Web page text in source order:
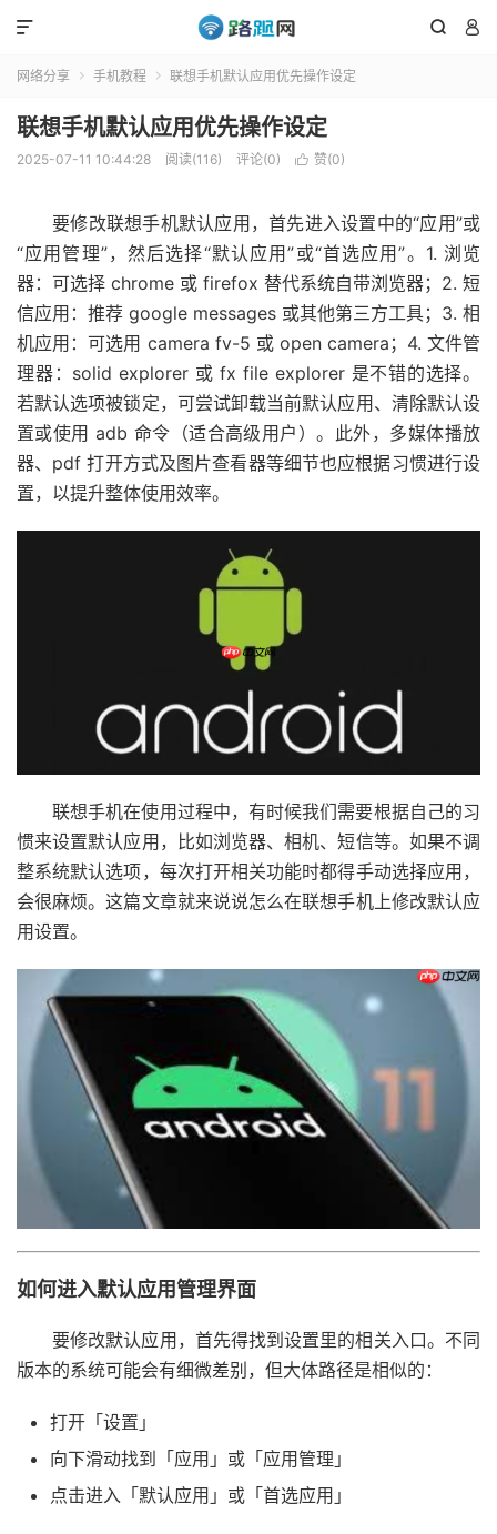
 

网络分享  手机教程  联想手机默认应用优先操作设定
联想手机默认应用优先操作设定
2025-07-11 10:44:28 阅读(116) 评论(0)  赞(0)
要修改联想手机默认应用，首先进入设置中的“应用”或
“应用管理”，然后选择“默认应用”或“首选应用”。1. 浏览
器：可选择 chrome 或 firefox 替代系统自带浏览器；2. 短
信应用：推荐 google messages 或其他第三方工具；3. 相
机应用：可选用 camera fv-5 或 open camera；4. 文件管
理器：solid explorer 或 fx file explorer 是不错的选择。
若默认选项被锁定，可尝试卸载当前默认应用、清除默认设
置或使用 adb 命令（适合高级用户）。此外，多媒体播放
器、pdf 打开方式及图片查看器等细节也应根据习惯进行设
置，以提升整体使用效率。
联想手机在使用过程中，有时候我们需要根据自己的习
惯来设置默认应用，比如浏览器、相机、短信等。如果不调
整系统默认选项，每次打开相关功能时都得手动选择应用，
会很麻烦。这篇文章就来说说怎么在联想手机上修改默认应
用设置。
如何进入默认应用管理界面
要修改默认应用，首先得找到设置里的相关入口。不同
版本的系统可能会有细微差别，但大体路径是相似的：
打开「设置」
向下滑动找到「应用」或「应用管理」
点击进入「默认应用」或「首选应用」